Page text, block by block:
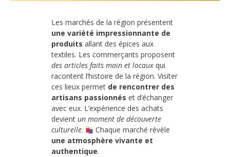
Les marchés de la région présentent
une variété impressionnante de
produits allant des épices aux
textiles. Les commerçants proposent
des articles faits main et locaux qui
racontent l’histoire de la région. Visiter
ces lieux permet de rencontrer des
artisans passionnés et d’échanger
avec eux. L’expérience des achats
devient un moment de découverte
culturelle.
Chaque marché révèle
une atmosphère vivante et
authentique.